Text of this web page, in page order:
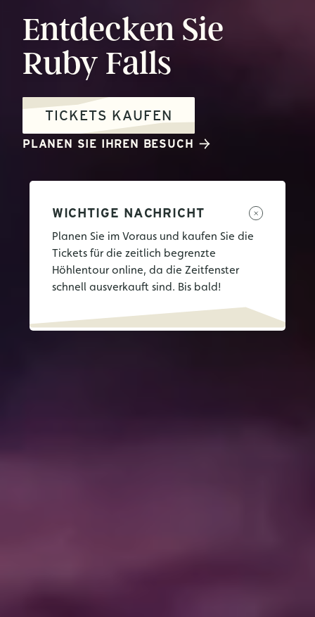
Entdecken Sie
Ruby Falls
TICKETS KAUFEN
PLANEN SIE IHREN BESUCH
WICHTIGE NACHRICHT
Planen Sie im Voraus und kaufen Sie die
Tickets für die zeitlich begrenzte
Höhlentour online, da die Zeitfenster
schnell ausverkauft sind. Bis bald!